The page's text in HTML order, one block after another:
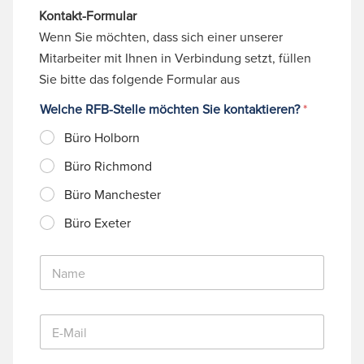
Kontakt-Formular
Wenn Sie möchten, dass sich einer unserer
Mitarbeiter mit Ihnen in Verbindung setzt, füllen
Sie bitte das folgende Formular aus
Welche RFB-Stelle möchten Sie kontaktieren?*
Büro Holborn
Büro Richmond
Büro Manchester
Büro Exeter
N
m
E
M